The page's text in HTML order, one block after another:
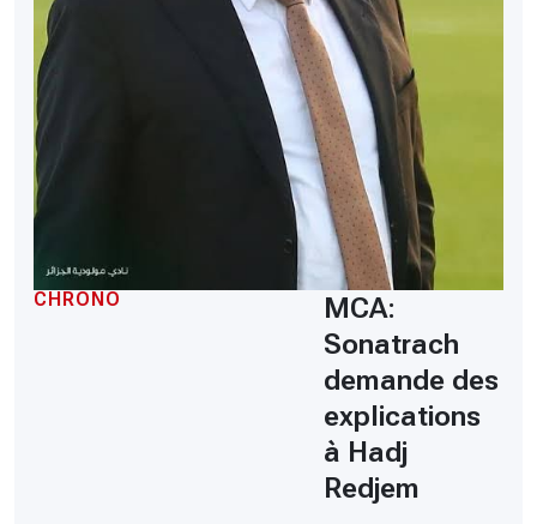
CHRONO
MCA:
Sonatrach
demande des
explications
à Hadj
Redjem